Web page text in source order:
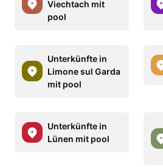
Viechtach mit
pool
Unterkünfte in
Limone sul Garda
mit pool
Unterkünfte in
Lünen mit pool